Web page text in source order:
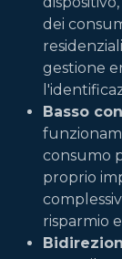
dei
gestione
Basso
consumo
proprio
risparmio